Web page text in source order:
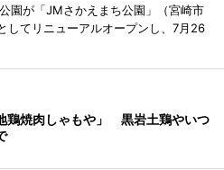
園が「JMさかえまち公園」（宮崎市
てリニューアルオープンし、7月26
鶏焼肉しゃもや」 黒岩土鶏やいつ